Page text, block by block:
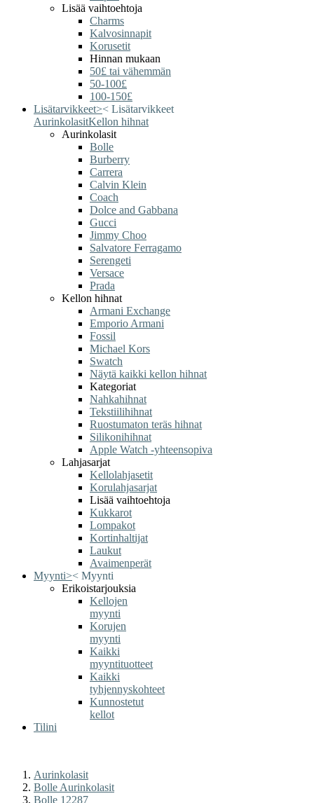
Lisää vaihtoehtoja
Charms
Kalvosinnapit
Korusetit
Hinnan mukaan
50£ tai vähemmän
50-100£
100-150£
Lisätarvikkeet>< Lisätarvikkeet
AurinkolasitKellon hihnat
Aurinkolasit
Bolle
Burberry
Carrera
Calvin Klein
Coach
Dolce and Gabbana
Gucci
Jimmy Choo
Salvatore Ferragamo
Serengeti
Versace
Prada
Kellon hihnat
Armani Exchange
Emporio Armani
Fossil
Michael Kors
Swatch
Näytä kaikki kellon hihnat
Kategoriat
Nahkahihnat
Tekstiilihihnat
Ruostumaton teräs hihnat
Silikonihihnat
Apple Watch -yhteensopiva
Lahjasarjat
Kellolahjasetit
Korulahjasarjat
Lisää vaihtoehtoja
Kukkarot
Lompakot
Kortinhaltijat
Laukut
Avaimenperät
Myynti>< Myynti
Erikoistarjouksia
Kellojen
myynti
Korujen
myynti
Kaikki
myyntituotteet
Kaikki
tyhjennyskohteet
Kunnostetut
kellot
Tilini
Aurinkolasit
Bolle Aurinkolasit
Bolle 12287